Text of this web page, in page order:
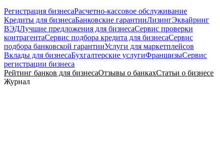
Регистрация бизнесаРасчетно-кассовое обслуживание
Кредиты для бизнесаБанковские гарантииЛизингЭквайринг
ВЭДЛучшие предложения для бизнесаСервис проверки
контрагентаСервис подбора кредита для бизнесаСервис
подбора банковской гарантииУслуги для маркетплейсов
Вклады для бизнесаБухгалтерские услугиФраншизыСервис
регистрации бизнеса
Рейтинг банков для бизнесаОтзывы о банкахСтатьи о бизнесе
Журнал